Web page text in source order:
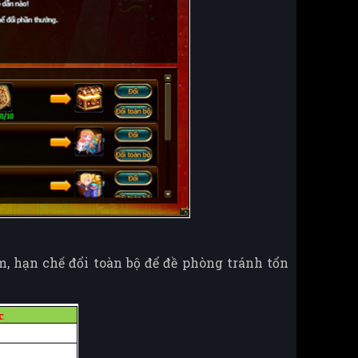
chế đổi toàn bộ để đề phòng tránh tổn